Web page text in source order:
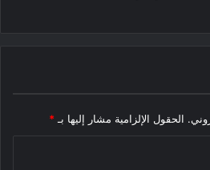
الحقول الإلزامية مشار إليها بـ *